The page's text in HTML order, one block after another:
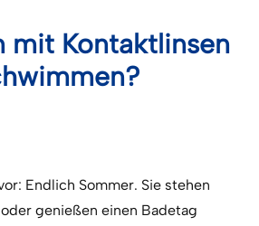
mit Kontaktlinsen
Endlich Sommer. Sie stehen
genießen einen Badetag